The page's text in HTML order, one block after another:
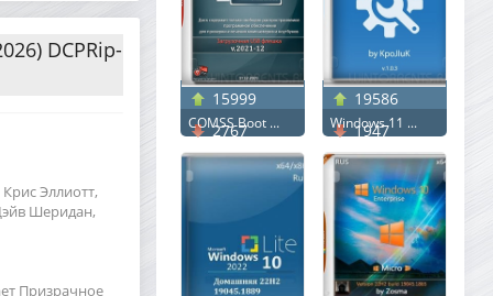
DCPRip-
Эллиотт,
Шеридан,
Призрачное
15999
2767
COMSS Boot ...
19586
1947
Windows 11 ...